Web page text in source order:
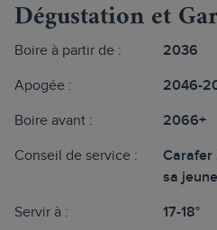
Dégustation et
Boire à partir de : 2036
Apogée : 2046-
Boire avant : 2066+
Conseil de service :
Carafer
sa
Servir à : 17-18°